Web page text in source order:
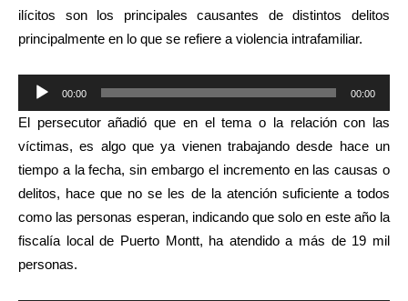
ilícitos son los principales causantes de distintos delitos
principalmente en lo que se refiere a violencia intrafamiliar.
Reproductor
de
audio
00:00 00:00
El persecutor añadió que en el tema o la relación con las
víctimas, es algo que ya vienen trabajando desde hace un
tiempo a la fecha, sin embargo el incremento en las causas o
delitos, hace que no se les de la atención suficiente a todos
como las personas esperan, indicando que solo en este año la
fiscalía local de Puerto Montt, ha atendido a más de 19 mil
personas.